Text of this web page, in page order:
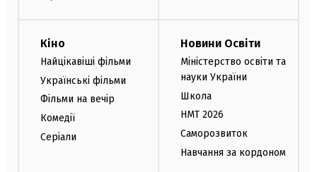
Кіно
Найцікавіші фільми
Українські фільми
Фільми на вечір
Комедії
Серіали
Новини Освіти
Міністерство освіти та
науки України
Школа
НМТ 2026
Саморозвиток
Навчання за кордоном